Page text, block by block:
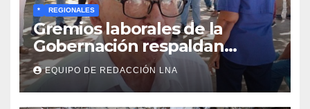
* REGIONALES
Gremios laborales de la
Gobernación respaldan
propuesta de Bono
Recreativo de 100 dólares
para jubilados, pensionados y
EQUIPO DE REDACCIÓN LNA